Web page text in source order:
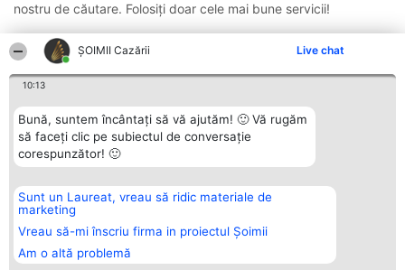
ȘOIMII Cazării Live chat
10:13
Bună, suntem încântați să vă ajutăm! 🙂 Vă rugăm
să faceți clic pe subiectul de conversație
corespunzător! 🙂
Sunt un Laureat, vreau să ridic materiale de
marketing
Vreau să-mi înscriu firma in proiectul Șoimii
Am o altă problemă
nostru de căutare. Folosiți doar cele mai bune servicii!
Organizator Ranking
BRIGHT SOLUTIONS BR SRL
Aleea Timisul De Sus 2 Bl. A30
Sc. A Et. 4 Ap. 13 Cod 061952
București
CUI 36737675
Plebiscyt
Lista Tuturor
Laureaților
Statut
Contact